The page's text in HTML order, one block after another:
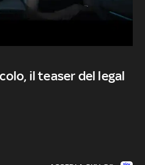
il teaser del legal